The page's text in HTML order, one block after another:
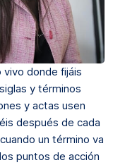
vivo donde fijáis
y términos
y actas usen
después de cada
un término va
puntos de acción